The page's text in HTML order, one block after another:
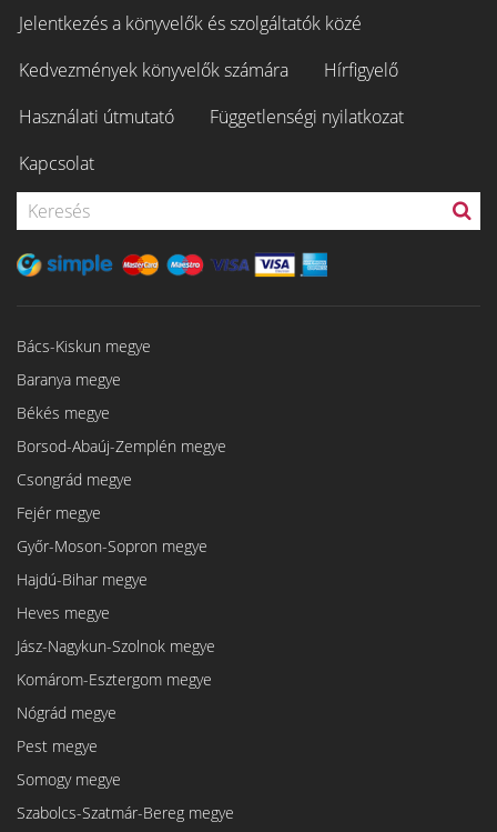
Jelentkezés a könyvelők és szolgáltatók közé
Kedvezmények könyvelők számára
Hírfigyelő
Használati útmutató
Függetlenségi nyilatkozat
Kapcsolat
Bács-Kiskun megye
Baranya megye
Békés megye
Borsod-Abaúj-Zemplén megye
Csongrád megye
Fejér megye
Győr-Moson-Sopron megye
Hajdú-Bihar megye
Heves megye
Jász-Nagykun-Szolnok megye
Komárom-Esztergom megye
Nógrád megye
Pest megye
Somogy megye
Szabolcs-Szatmár-Bereg megye